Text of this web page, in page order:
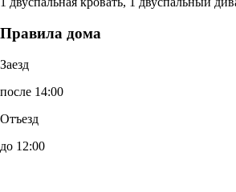
Правила дома
Заезд
после 14:00
Отъезд
до 12:00